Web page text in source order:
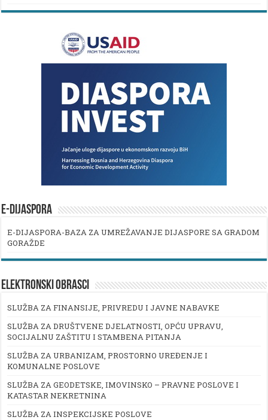
E-DIJASPORA
E-DIJASPORA-BAZA ZA UMREŽAVANJE DIJASPORE SA GRADOM
GORAŽDE
ELEKTRONSKI OBRASCI
SLUŽBA ZA FINANSIJE, PRIVREDU I JAVNE NABAVKE
SLUŽBA ZA DRUŠTVENE DJELATNOSTI, OPĆU UPRAVU,
SOCIJALNU ZAŠTITU I STAMBENA PITANJA
SLUŽBA ZA URBANIZAM, PROSTORNO UREĐENJE I
KOMUNALNE POSLOVE
SLUŽBA ZA GEODETSKE, IMOVINSKO – PRAVNE POSLOVE I
KATASTAR NEKRETNINA
SLUŽBA ZA INSPEKCIJSKE POSLOVE